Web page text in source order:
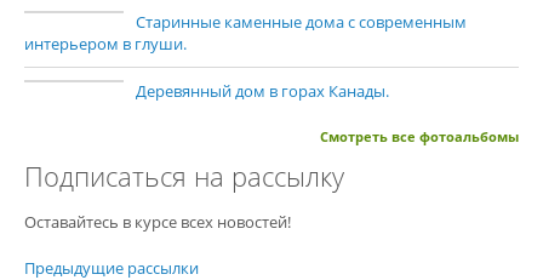
Старинные каменные дома с современным
интерьером в глуши.
Деревянный дом в горах Канады.
Смотреть все фотоальбомы
Подписаться на рассылку
Оставайтесь в курсе всех новостей!
Предыдущие рассылки